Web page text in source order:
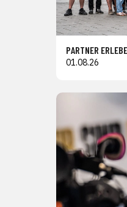
PARTNER
01.08.26